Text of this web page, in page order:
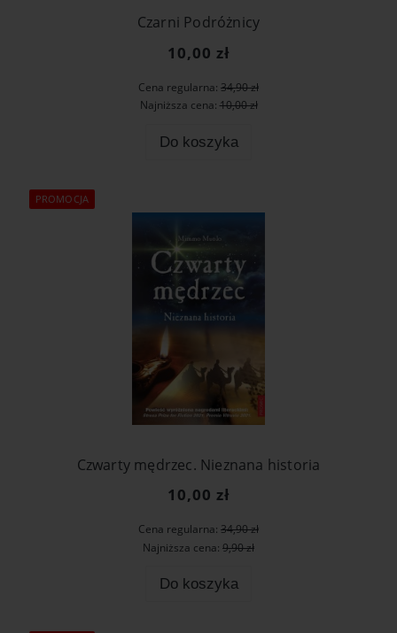
Czarni Podróżnicy
10,00 zł
Cena regularna: 34,90 zł
Najniższa cena:10,00 zł
Do koszyka
Czwarty mędrzec. Nieznana historia
10,00 zł
Cena regularna: 34,90 zł
Najniższa cena: 9,90 zł
Do koszyka
PROMOCJA